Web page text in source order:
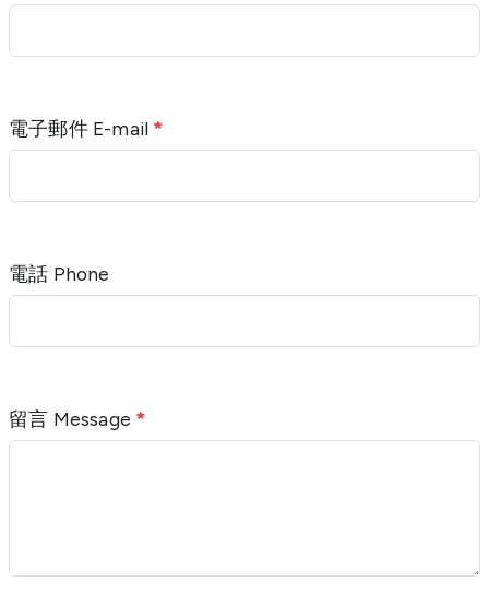
電子郵件 E-mail *
電話 Phone
留言 Message *